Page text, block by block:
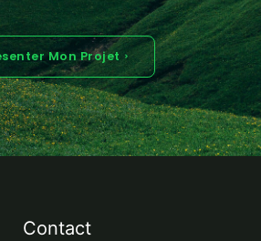
Mon Projet
Contact